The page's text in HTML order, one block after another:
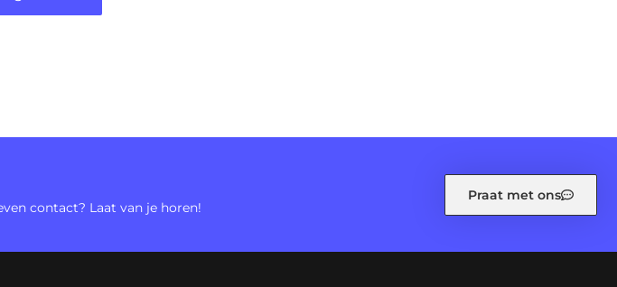
contact? Laat van je horen!
Praat met ons